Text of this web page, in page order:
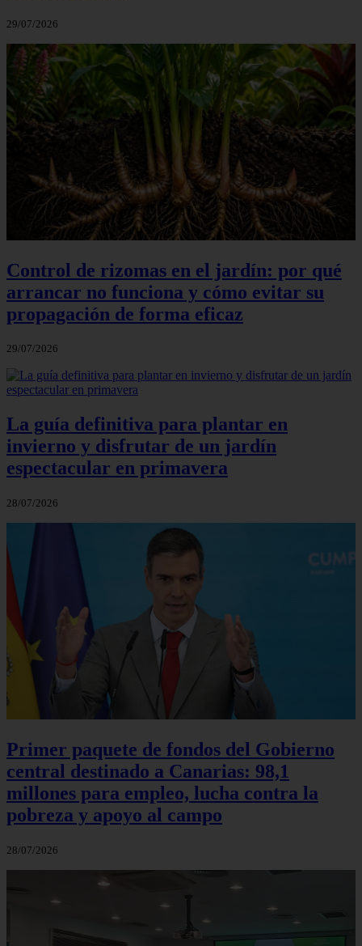
29/07/2026
Control de rizomas en el jardín: por qué
arrancar no funciona y cómo evitar su
propagación de forma eficaz
29/07/2026
La guía definitiva para plantar en
invierno y disfrutar de un jardín
espectacular en primavera
28/07/2026
Primer paquete de fondos del Gobierno
central destinado a Canarias: 98,1
millones para empleo, lucha contra la
pobreza y apoyo al campo
28/07/2026